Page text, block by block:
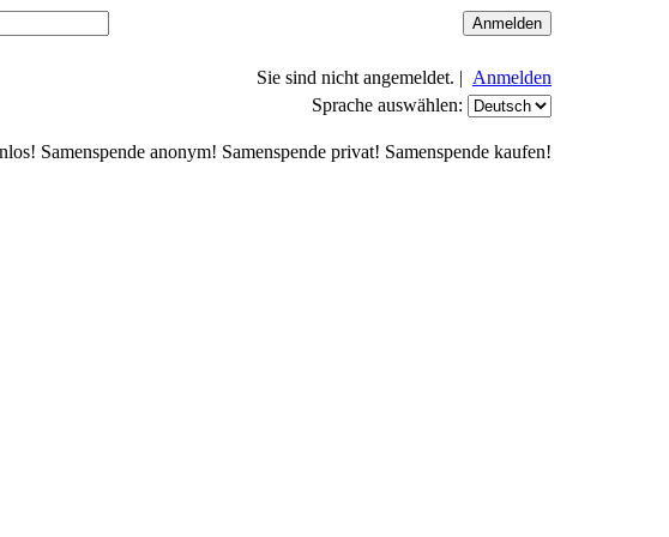
Sie sind nicht angemeldet. | Anmelden
Sprache auswählen:
Samenspende anonym! Samenspende privat! Samenspende kaufen!